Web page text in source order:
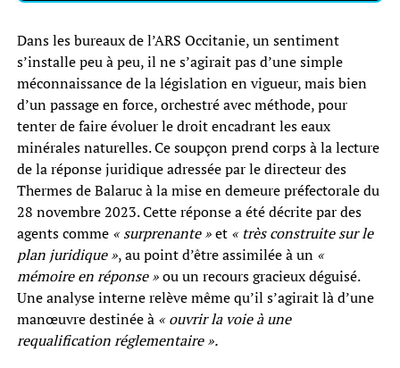
Dans les bureaux de l’ARS Occitanie, un sentiment
s’installe peu à peu, il ne s’agirait pas d’une simple
méconnaissance de la législation en vigueur, mais bien
d’un passage en force, orchestré avec méthode, pour
tenter de faire évoluer le droit encadrant les eaux
minérales naturelles. Ce soupçon prend corps à la lecture
de la réponse juridique adressée par le directeur des
Thermes de Balaruc à la mise en demeure préfectorale du
28 novembre 2023. Cette réponse a été décrite par des
agents comme « surprenante »et « très construite sur le
plan juridique », au point d’être assimilée à un «
mémoire en réponse »ou un recours gracieux déguisé.
Une analyse interne relève même qu’il s’agirait là d’une
manœuvre destinée à « ouvrir la voie à une
requalification réglementaire ».